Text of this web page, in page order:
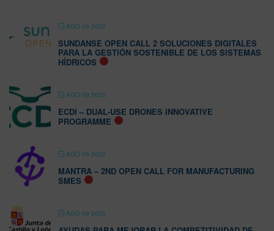
AGO 09 2026
SUNDANSE OPEN CALL 2 SOLUCIONES DIGITALES
PARA LA GESTIÓN SOSTENIBLE DE LOS SISTEMAS
HÍDRICOS
AGO 09 2026
ECDI – DUAL-USE DRONES INNOVATIVE
PROGRAMME
AGO 09 2026
MANTRA – 2ND OPEN CALL FOR MANUFACTURING
SMES
AGO 09 2026